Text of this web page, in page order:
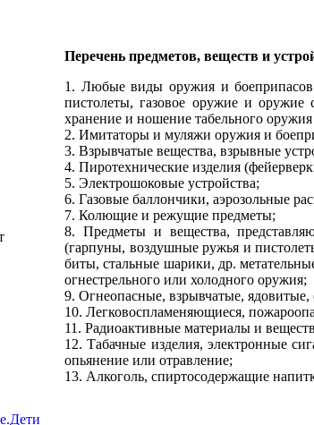
Перечень предметов, веществ и
1. Любые виды оружия и боеприпасов
пистолеты, газовое оружие и оружие
хранение и ношение табельного
2. Имитаторы и муляжи оружия и
3. Взрывчатые вещества, взрывные
4. Пиротехнические изделия
5. Электрошоковые устройства;
6. Газовые баллончики, аэрозольные
7. Колющие и режущие предметы;
8. Предметы и вещества,
(гарпуны, воздушные ружья и
биты, стальные шарики, др.
огнестрельного или холодного оружия;
9. Огнеопасные, взрывчатые,
10. Легковоспламеняющиеся,
11. Радиоактивные материалы и
12. Табачные изделия, электронные
опьянение или отравление;
13. Алкоголь, спиртосодержащие